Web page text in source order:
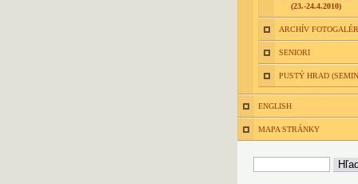
(23.-24.4.2010)
ARCHÍV
SENIORI
PUSTÝ HRAD
ENGLISH
MAPA STRÁNKY